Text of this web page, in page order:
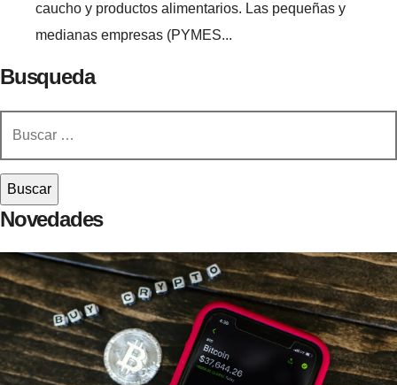
caucho y productos alimentarios. Las pequeñas y
medianas empresas (PYMES...
Busqueda
Novedades